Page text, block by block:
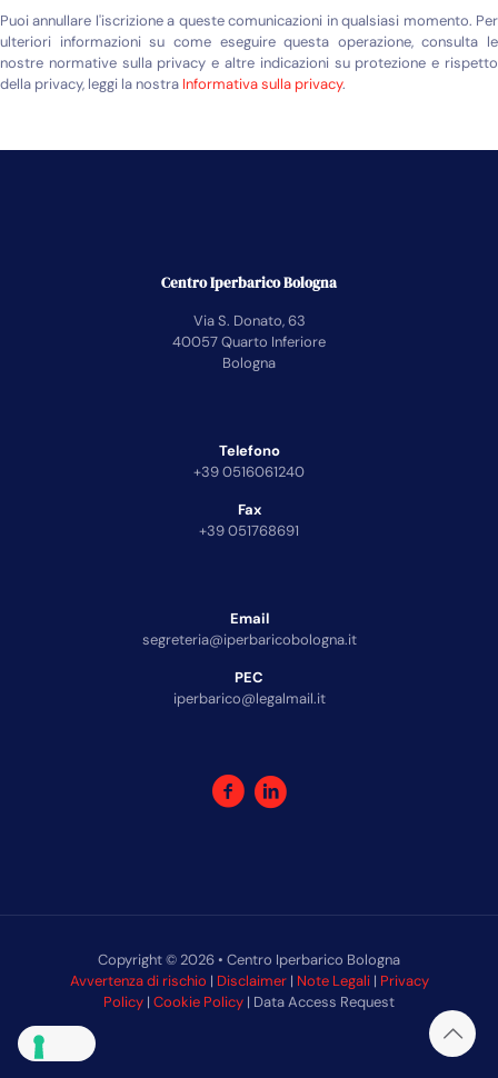
Puoi annullare l'iscrizione a queste comunicazioni in qualsiasi momento. Per
ulteriori informazioni su come eseguire questa operazione, consulta le
nostre normative sulla privacy e altre indicazioni su protezione e rispetto
della privacy, leggi la nostra Informativa sulla privacy.
Centro Iperbarico Bologna
Via S. Donato, 63
40057 Quarto Inferiore
Bologna
Telefono
+39 0516061240
Fax
+39 051768691
Email
segreteria@iperbaricobologna.it
PEC
iperbarico@legalmail.it
Copyright © 2026 • Centro Iperbarico Bologna
Avvertenza di rischio | Disclaimer| Note Legali| Privacy
Policy | Cookie Policy | Data Access Request